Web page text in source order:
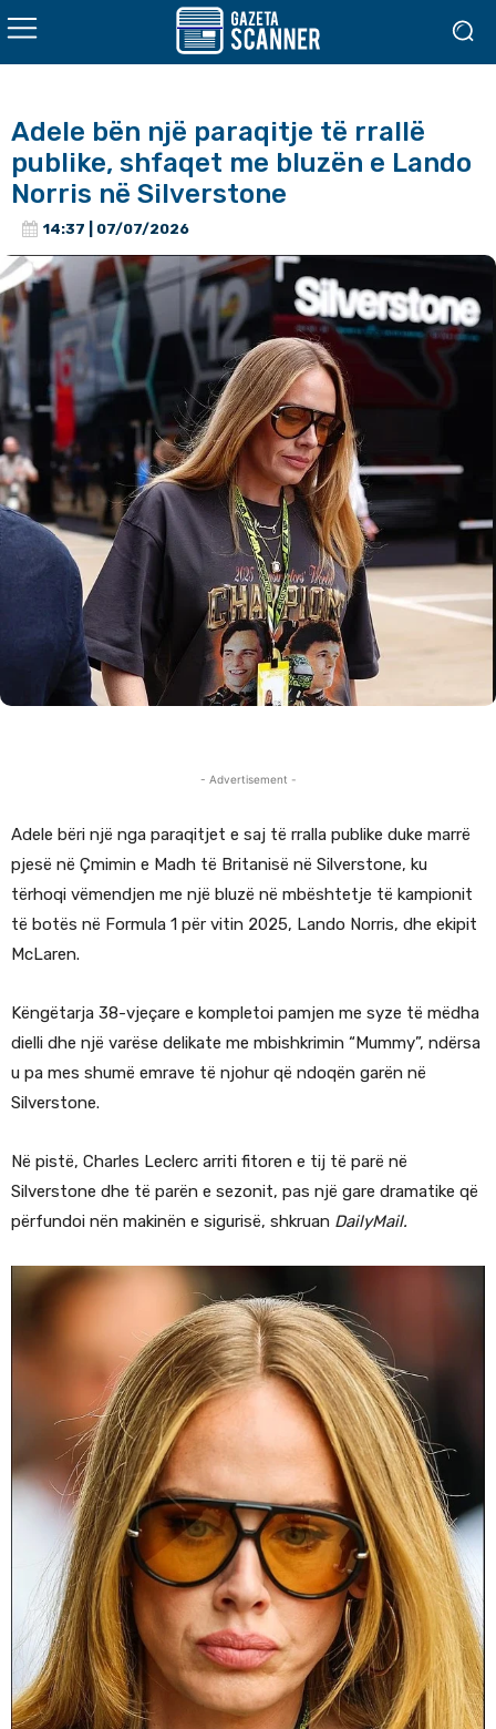
Adele bën një paraqitje të rrallë
publike, shfaqet me bluzën e Lando
Norris në Silverstone
14:37 | 07/07/2026
- Advertisement -
Adele bëri një nga paraqitjet e saj të rralla publike duke marrë
pjesë në Çmimin e Madh të Britanisë në Silverstone, ku
tërhoqi vëmendjen me një bluzë në mbështetje të kampionit
të botës në Formula 1 për vitin 2025, Lando Norris, dhe ekipit
McLaren.
Këngëtarja 38-vjeçare e kompletoi pamjen me syze të mëdha
dielli dhe një varëse delikate me mbishkrimin “Mummy”, ndërsa
u pa mes shumë emrave të njohur që ndoqën garën në
Silverstone.
Në pistë, Charles Leclerc arriti fitoren e tij të parë në
Silverstone dhe të parën e sezonit, pas një gare dramatike që
përfundoi nën makinën e sigurisë, shkruan DailyMail.